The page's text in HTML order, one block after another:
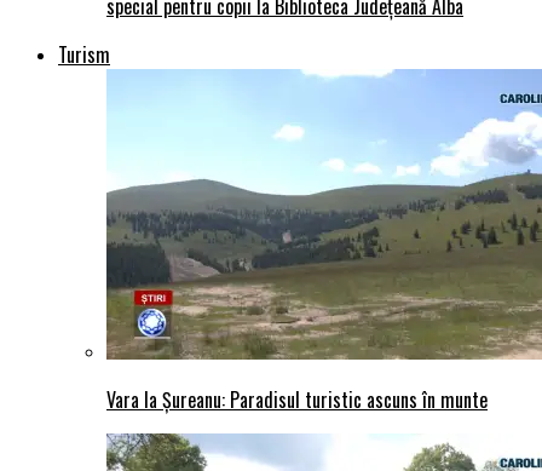
special pentru copii la Biblioteca Județeană Alba
Turism
Vara la Șureanu: Paradisul turistic ascuns în munte